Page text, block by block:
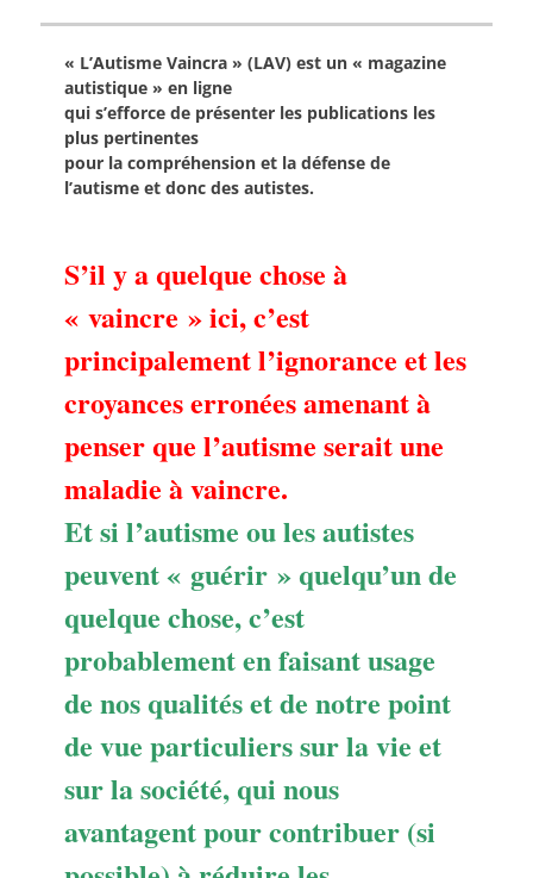
« L’Autisme Vaincra » (LAV) est un « magazine
autistique » en ligne
qui s’efforce de présenter les publications les
plus pertinentes
pour la compréhension et la défense de
l’autisme et donc des autistes.
S’il y a quelque chose à
« vaincre » ici, c’est
principalement l’ignorance et les
croyances erronées amenant à
penser que l’autisme serait une
maladie à vaincre.
Et si l’autisme ou les autistes
peuvent « guérir » quelqu’un de
quelque chose, c’est
probablement en faisant usage
de nos qualités et de notre point
de vue particuliers sur la vie et
sur la société, qui nous
avantagent pour contribuer (si